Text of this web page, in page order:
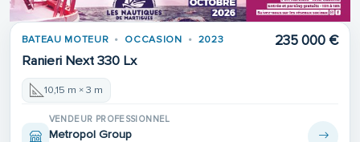
BATEAU MOTEUR OCCASION 2023
Ranieri Next 330 Lx
235 000 €
10,15 m × 3 m
VENDEUR PROFESSIONNEL
Metropol Group